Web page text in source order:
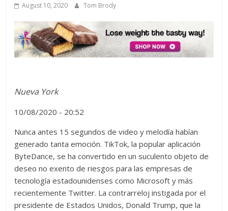
August 10, 2020 Tom Brody
Nueva York
10/08/2020 - 20:52
Nunca antes 15 segundos de video y melodía habían
generado tanta emoción. TikTok, la popular aplicación
ByteDance, se ha convertido en un suculento objeto de
deseo no exento de riesgos para las empresas de
tecnología estadounidenses como Microsoft y más
recientemente Twitter. La contrarreloj instigada por el
presidente de Estados Unidos, Donald Trump, que la